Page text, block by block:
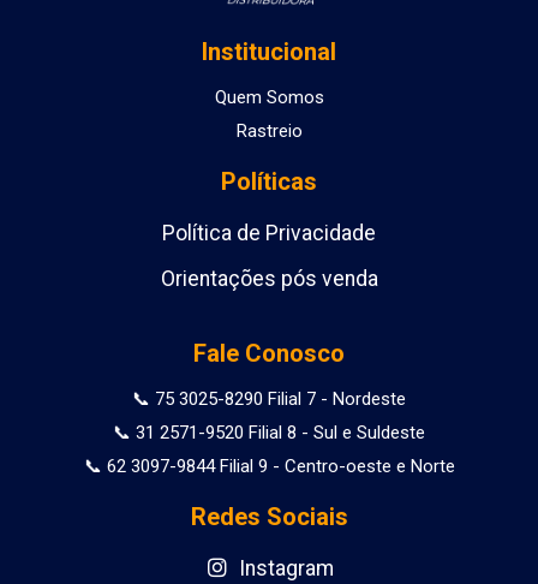
Institucional
Quem Somos
Rastreio
Políticas
Política de Privacidade
Orientações pós venda
Fale Conosco
📞 75 3025-8290 Filial 7 - Nordeste
📞 31 2571-9520 Filial 8 - Sul e Suldeste
📞 62 3097-9844 Filial 9 - Centro-oeste e Norte
Redes Sociais
Instagram